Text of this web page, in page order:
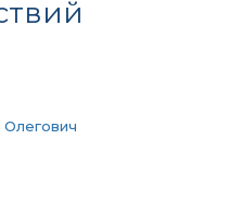
Олегович